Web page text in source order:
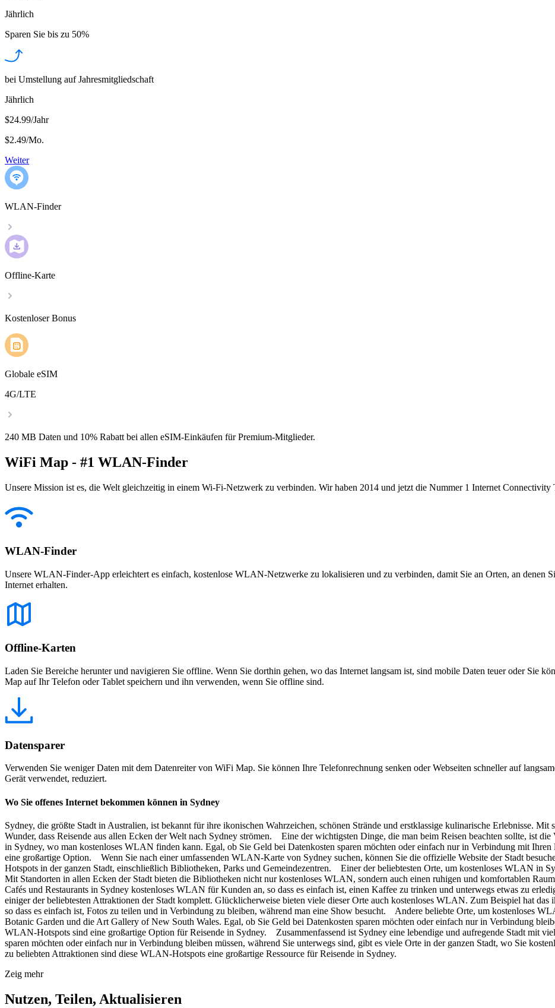
Jährlich
Sparen Sie bis zu 50%
bei Umstellung auf Jahresmitgliedschaft
Jährlich
$24.99/Jahr
$2.49/Mo.
Weiter
WLAN-Finder
Offline-Karte
Kostenloser Bonus
Globale eSIM
4G/LTE
240 MB Daten und 10% Rabatt bei allen eSIM-Einkäufen für Premium-Mitglieder.
WiFi Map - #1 WLAN-Finder
Unsere Mission ist es, die Welt gleichzeitig in einem Wi-Fi-Netzwerk zu verbinden. Wir haben 2014 und jetzt die Nummer 1 Internet Connectivity
WLAN-Finder
Unsere WLAN-Finder-App erleichtert es einfach, kostenlose WLAN-Netzwerke zu lokalisieren und zu verbinden, damit Sie an Orten, an denen
Internet erhalten.
Offline-Karten
Laden Sie Bereiche herunter und navigieren Sie offline. Wenn Sie dorthin gehen, wo das Internet langsam ist, sind mobile Daten teuer oder Sie
Map auf Ihr Telefon oder Tablet speichern und ihn verwenden, wenn Sie offline sind.
Datensparer
Verwenden Sie weniger Daten mit dem Datenreiter von WiFi Map. Sie können Ihre Telefonrechnung senken oder Webseiten schneller auf
Gerät verwendet, reduziert.
Wo Sie offenes Internet bekommen können in Sydney
Sydney, die größte Stadt in Australien, ist bekannt für ihre ikonischen Wahrzeichen, schönen Strände und erstklassige kulinarische Erlebnisse. Mit
Wunder, dass Reisende aus allen Ecken der Welt nach Sydney strömen. Eine der wichtigsten Dinge, die man beim Reisen beachten sollte, ist
in Sydney, wo man kostenloses WLAN finden kann. Egal, ob Sie Geld bei Datenkosten sparen möchten oder einfach nur in Verbindung mit
eine großartige Option. Wenn Sie nach einer umfassenden WLAN-Karte von Sydney suchen, können Sie die offizielle Website der Stadt
Hotspots in der ganzen Stadt, einschließlich Bibliotheken, Parks und Gemeindezentren. Einer der beliebtesten Orte, um kostenloses WLAN in
Mit Standorten in allen Ecken der Stadt bieten die Bibliotheken nicht nur kostenloses WLAN, sondern auch einen ruhigen und komfortablen
Cafés und Restaurants in Sydney kostenloses WLAN für Kunden an, so dass es einfach ist, einen Kaffee zu trinken und unterwegs etwas zu
einiger der beliebtesten Attraktionen der Stadt komplett. Glücklicherweise bieten viele dieser Orte auch kostenloses WLAN. Zum Beispiel hat
so dass es einfach ist, Fotos zu teilen und in Verbindung zu bleiben, während man eine Show besucht. Andere beliebte Orte, um kostenloses
Botanic Garden und die Art Gallery of New South Wales. Egal, ob Sie Geld bei Datenkosten sparen möchten oder einfach nur in Verbindung
WLAN-Hotspots sind eine großartige Option für Reisende in Sydney. Zusammenfassend ist Sydney eine lebendige und aufregende Stadt mit
sparen möchten oder einfach nur in Verbindung bleiben müssen, während Sie unterwegs sind, gibt es viele Orte in der ganzen Stadt, wo Sie
zu beliebten Attraktionen sind diese WLAN-Hotspots eine großartige Ressource für Reisende in Sydney.
Zeig mehr
Nutzen, Teilen, Aktualisieren